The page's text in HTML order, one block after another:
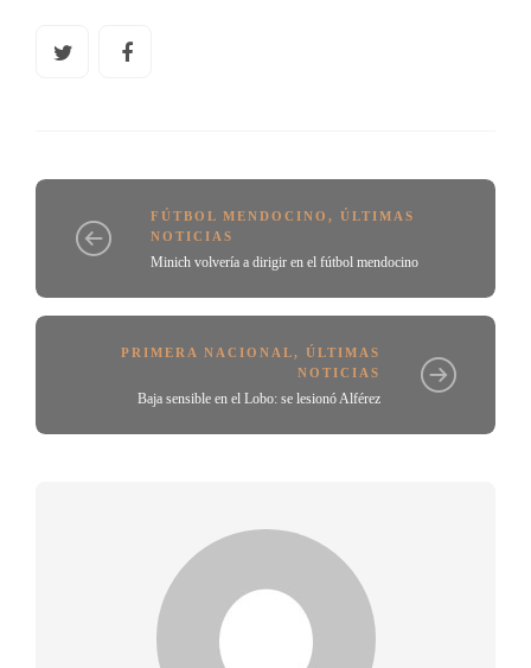
FÚTBOL MENDOCINO , ÚLTIMAS
NOTICIAS
Minich volvería a dirigir en el fútbol mendocino
PRIMERA NACIONAL, ÚLTIMAS
NOTICIAS
Baja sensible en el Lobo: se lesionó Alférez